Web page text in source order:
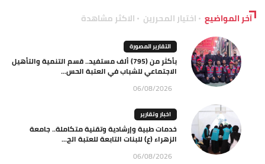
آخر المواضيع اختيار المحررين الاكثر مشاهدة
التقارير المصورة
بأكثر من (795) ألف مستفيد.. قسم التنمية والتأهيل
الاجتماعي للشباب في العتبة الحس...
06/08/2026
اخبار وتقارير
خدمات طبية وإرشادية وتقنية متكاملة.. جامعة
الزهراء (ع) للبنات التابعة للعتبة الح...
06/08/2026